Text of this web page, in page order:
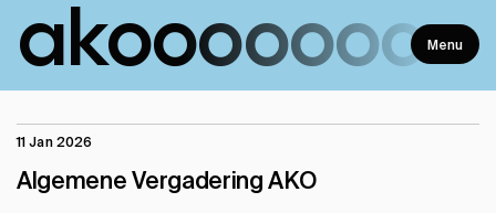
ako Menu
11 Jan 2026
Algemene Vergadering AKO